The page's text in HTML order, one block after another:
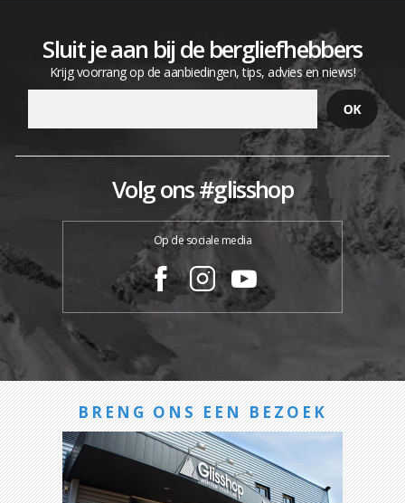
Sluit je aan bij de bergliefhebbers
Krijg voorrang op de aanbiedingen, tips, advies en niews!
Volg ons #glisshop
Op de sociale media
BRENG ONS EEN BEZOEK